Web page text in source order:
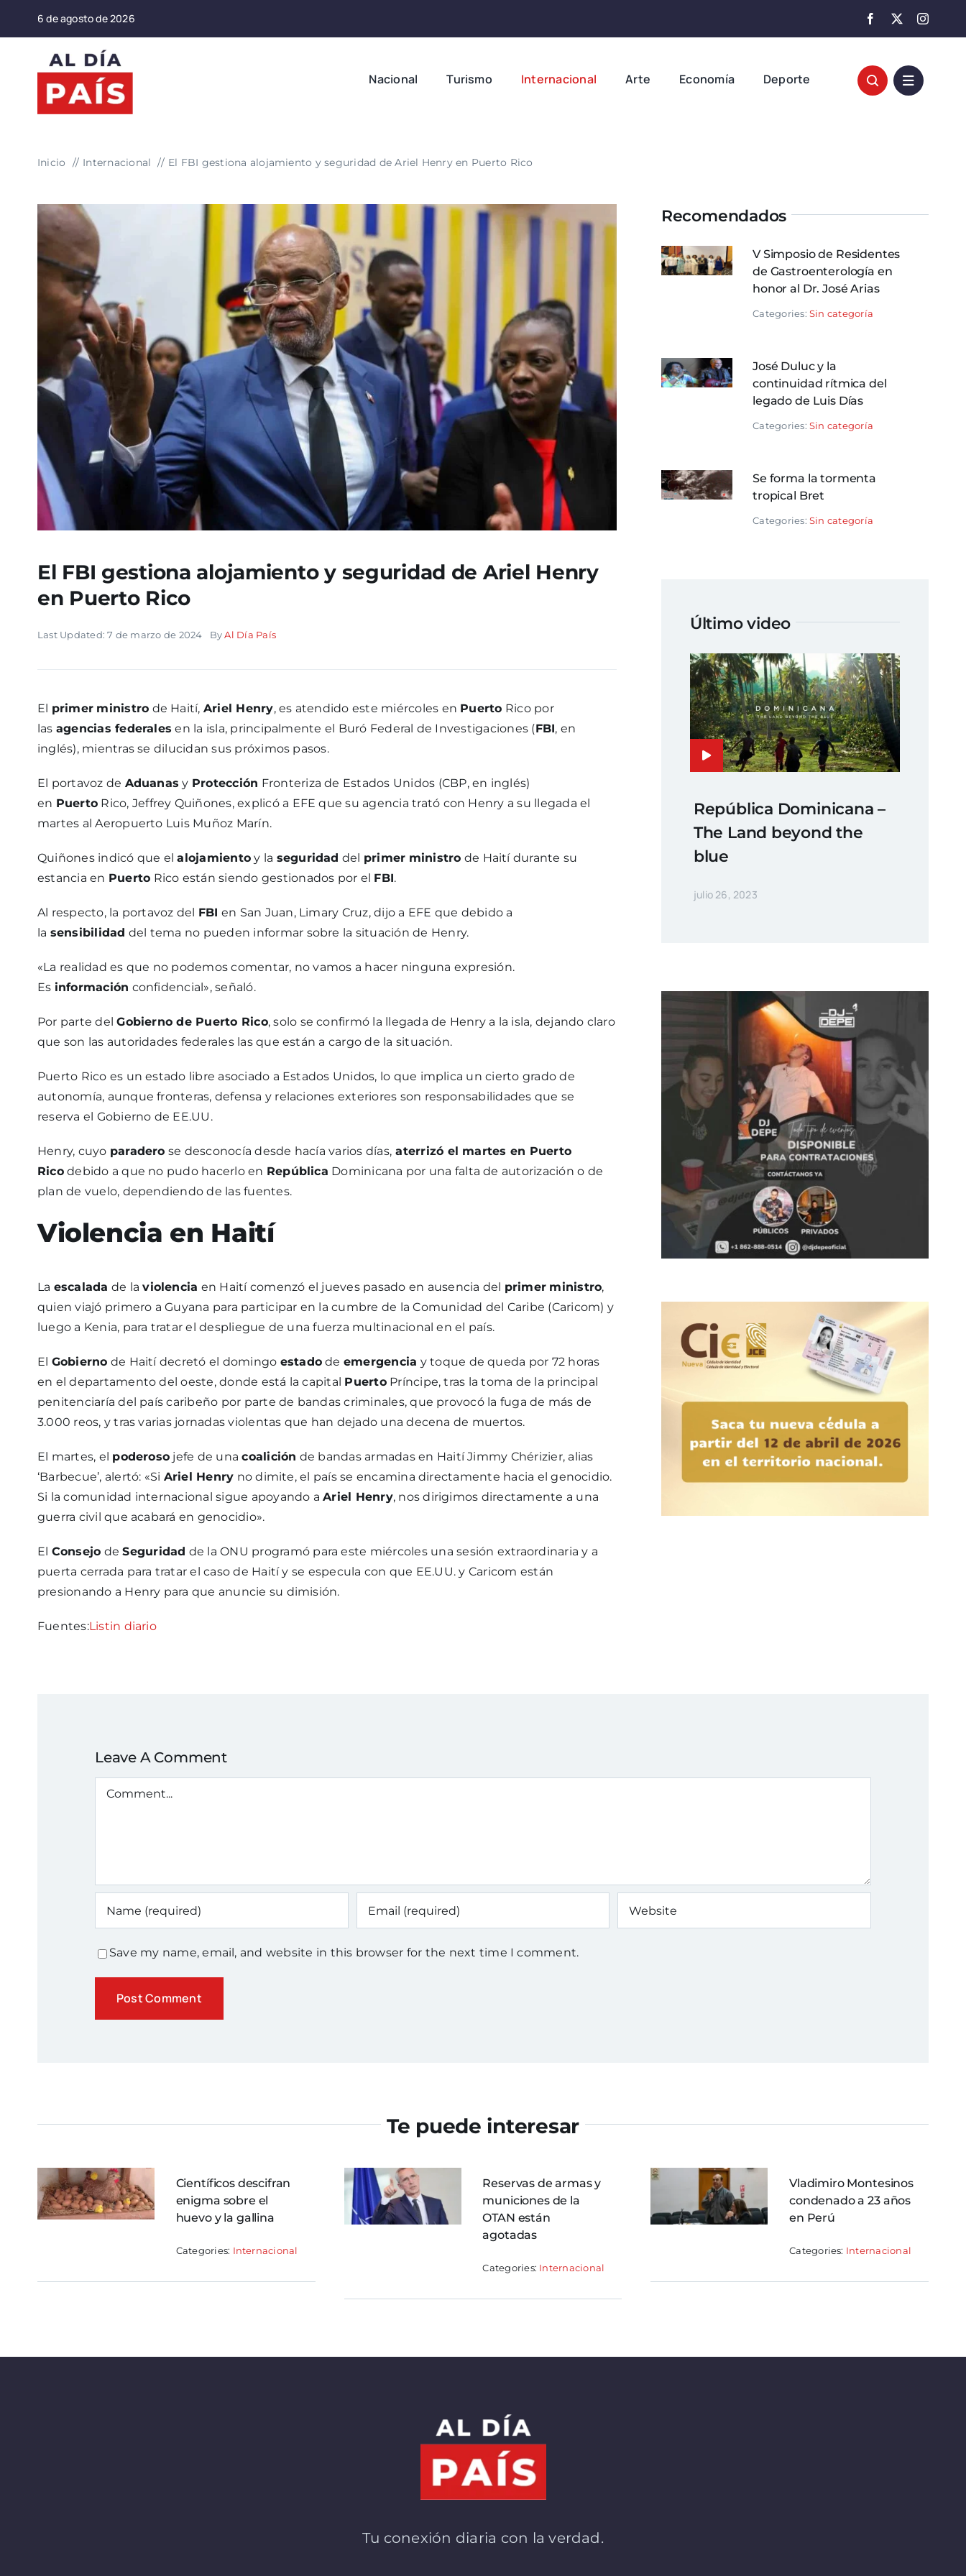
6 de agosto de 2026
Nacional Turismo Internacional Arte Economía Deporte
Inicio Internacional El FBI gestiona alojamiento y seguridad de Ariel Henry en Puerto Rico
El FBI gestiona alojamiento y seguridad de Ariel Henry
en Puerto Rico
Last Updated: 7 de marzo de 2024 ByAl Día País
El primer ministro de Haití, Ariel Henry, es atendido este miércoles en Puerto Rico por
las agencias federales en la isla, principalmente el Buró Federal de Investigaciones (FBI, en
inglés), mientras se dilucidan sus próximos pasos.
El portavoz de Aduanas y Protección Fronteriza de Estados Unidos (CBP, en inglés)
en Puerto Rico, Jeffrey Quiñones, explicó a EFE que su agencia trató con Henry a su llegada el
martes al Aeropuerto Luis Muñoz Marín.
Quiñones indicó que elalojamiento y la seguridad del primer ministro de Haití durante su
estancia en Puerto Rico están siendo gestionados por el FBI.
Al respecto, la portavoz del FBI en San Juan, Limary Cruz, dijo a EFE que debido a
la sensibilidad del tema no pueden informar sobre la situación de Henry.
«La realidad es que no podemos comentar, no vamos a hacer ninguna expresión.
Es información confidencial», señaló.
Por parte delGobierno de Puerto Rico, solo se confirmó la llegada de Henry a la isla, dejando claro
que son las autoridades federales las que están a cargo de la situación.
Puerto Rico es un estado libre asociado a Estados Unidos, lo que implica un cierto grado de
autonomía, aunque fronteras, defensa y relaciones exteriores son responsabilidades que se
reserva el Gobierno de EE.UU.
Henry, cuyo paradero se desconocía desde hacía varios días, aterrizó el martes en Puerto
Ricodebido a que no pudo hacerlo en República Dominicana por una falta de autorización o de
plan de vuelo, dependiendo de las fuentes.
Violencia en Haití
La escalada de laviolencia en Haití comenzó el jueves pasado en ausencia del primer ministro,
quien viajó primero a Guyana para participar en la cumbre de la Comunidad del Caribe (Caricom) y
luego a Kenia, para tratar el despliegue de una fuerza multinacional en el país.
El Gobierno de Haití decretó el domingo estado de emergencia y toque de queda por 72 horas
en el departamento del oeste, donde está la capital PuertoPríncipe, tras la toma de la principal
penitenciaría del país caribeño por parte de bandas criminales, que provocó la fuga de más de
3.000 reos, y tras varias jornadas violentas que han dejado una decena de muertos.
El martes, el poderoso jefe de unacoalición de bandas armadas en Haití Jimmy Chérizier, alias
‘Barbecue’, alertó: «Si Ariel Henry no dimite, el país se encamina directamente hacia el genocidio.
Si la comunidad internacional sigue apoyando aAriel Henry, nos dirigimos directamente a una
guerra civil que acabará en genocidio».
El Consejo deSeguridad de la ONU programó para este miércoles una sesión extraordinaria y a
puerta cerrada para tratar el caso de Haití y se especula con que EE.UU. y Caricom están
presionando a Henry para que anuncie su dimisión.
Fuentes:Listin diario
Recomendados
V Simposio de Residentes
de Gastroenterología en
honor al Dr. José Arias
Categories: Sin categoría
José Duluc y la
continuidad rítmica del
legado de Luis Días
Categories: Sin categoría
Se forma la tormenta
tropical Bret
Categories: Sin categoría
Último video
República Dominicana –
The Land beyond the
blue
julio 26, 2023
Leave A Comment
Comment
Save my name, email, and website in this browser for the next time I comment.
Te puede interesar
Científicos descifran
enigma sobre el
huevo y la gallina
Categories: Internacional
Reservas de armas y
municiones de la
OTAN están
agotadas
Categories: Internacional
Vladimiro Montesinos
condenado a 23 años
en Perú
Categories: Internacional
Tu conexión diaria con la verdad.